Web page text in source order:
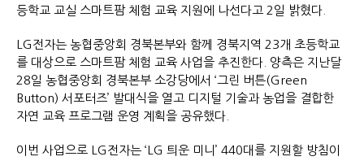
등학교 교실 스마트팜 체험 교육 지원에 나선다고 2일 밝혔다.
LG전자는 농협중앙회 경북본부와 함께 경북지역 23개 초등학교
를 대상으로 스마트팜 체험 교육 사업을 추진한다. 양측은 지난달
28일 농협중앙회 경북본부 소강당에서 ‘그린 버튼(Green
Button) 서포터즈’ 발대식을 열고 디지털 기술과 농업을 결합한
자연 교육 프로그램 운영 계획을 공유했다.
이번 사업으로 LG전자는 ‘LG 틔운 미니’ 440대를 지원할 방침이